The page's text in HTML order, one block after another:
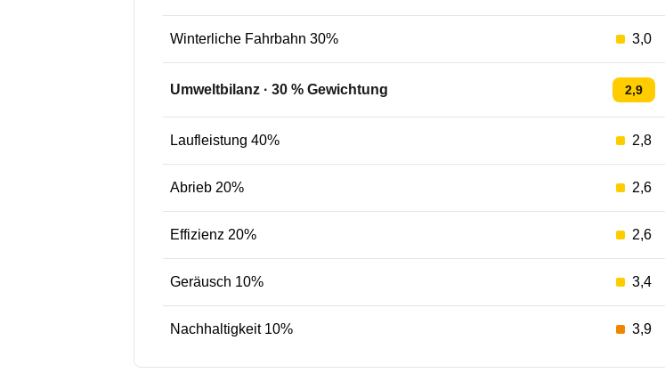
Winterliche Fahrbahn 30% 3,0
Umweltbilanz · 30 % Gewichtung 2,9
Laufleistung 40% 2,8
Abrieb 20% 2,6
Effizienz 20% 2,6
Geräusch 10% 3,4
Nachhaltigkeit 10% 3,9